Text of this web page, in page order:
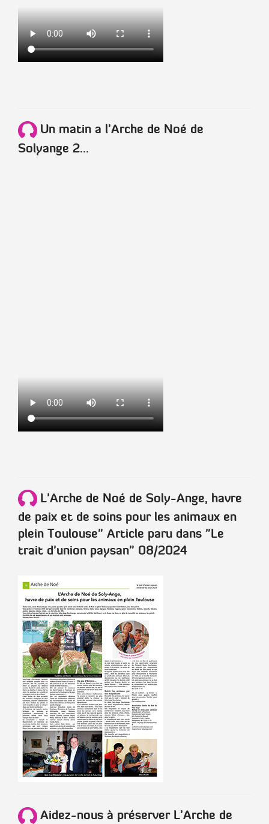
Un matin a l'Arche de Noé de
Solyange 2...
L'Arche de Noé de Soly-Ange, havre
de paix et de soins pour les animaux en
plein Toulouse" Article paru dans "Le
trait d'union paysan" 08/2024
Aidez-nous à préserver L'Arche de